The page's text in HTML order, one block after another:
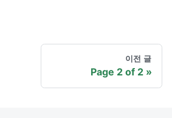
이전 글
Page 2 of 2